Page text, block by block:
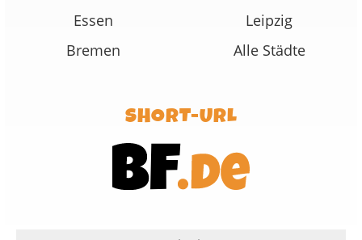
Essen
Leipzig
Bremen
Alle Städte
SHORT-URL